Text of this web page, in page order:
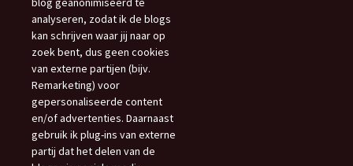
analyseren, zodat ik de blogs
kan schrijven waar jij naar op
zoek bent, dus geen cookies
van externe partijen (bijv.
Remarketing) voor
gepersonaliseerde content
en/of advertenties. Daarnaast
gebruik ik plug-ins van externe
partij dat het delen van de